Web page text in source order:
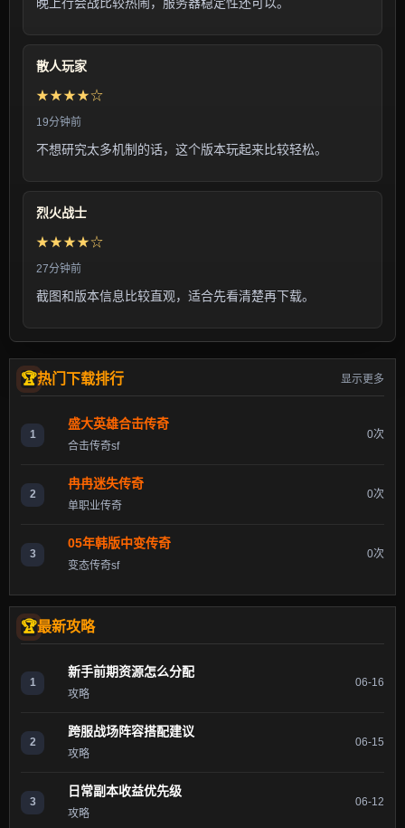
散人玩家
★★★★☆
19分钟前
不想研究太多机制的话，这个版本玩起来比较轻松。
烈火战士
★★★★☆
27分钟前
截图和版本信息比较直观，适合先看清楚再下载。
热门下载排行 显示更多
1
盛大英雄合击传奇
合击传奇sf
0次
2
冉冉迷失传奇
单职业传奇
0次
3
05年韩版中变传奇
变态传奇sf
0次
最新攻略
1
新手前期资源怎么分配
攻略
06-16
2
跨服战场阵容搭配建议
攻略
06-15
3
日常副本收益优先级
攻略
06-12